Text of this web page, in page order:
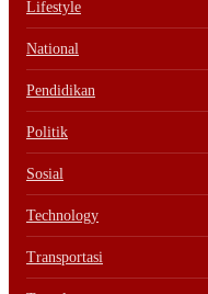
Lifestyle
National
Pendidikan
Politik
Sosial
Technology
Transportasi